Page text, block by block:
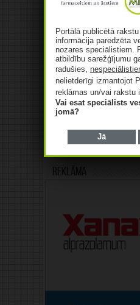
Reklāma
Portālā publicētā
informācija paredzēta
nozares speciālistiem.
atbildību sarežģījumu
radušies,
nelietderīgi izmantojot
reklāmas un/vai rakstu
Vai esat speciālists
jomā?
Jā